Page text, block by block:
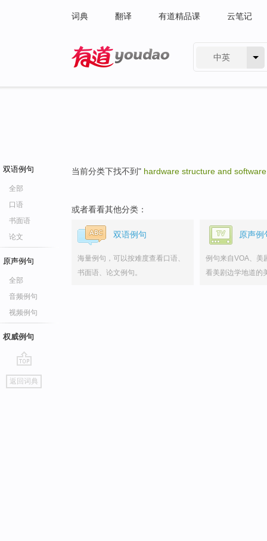
词典 翻译 有道精品课 云笔记
中英
双语例句
全部
口语
书面语
论文
原声例句
全部
音频例句
视频例句
权威例句
go
top
返回词典
当前分类下找不到" hardware structure and
或者看看其他分类：
双语例句
海量例句，可以按难度查看口语、
书面语、论文例句。
原声例
例句来自VOA、美
看美剧边学地道的